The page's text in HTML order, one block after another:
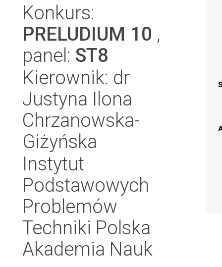
Konkurs:
PRELUDIUM 10 ,
panel: ST8
Kierownik: dr
Justyna Ilona
Chrzanowska-
Giżyńska
Instytut
Podstawowych
Problemów
Techniki Polska
Akademia Nauk